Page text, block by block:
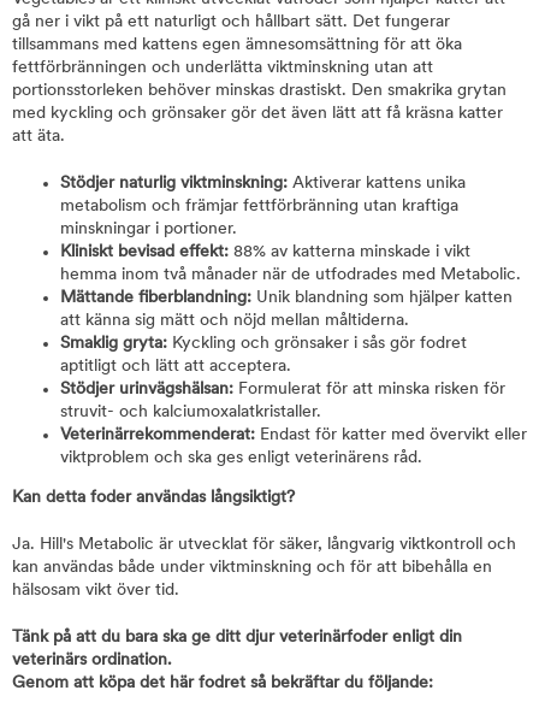
gå ner i vikt på ett naturligt och hållbart sätt. Det fungerar
tillsammans med kattens egen ämnesomsättning för att öka
fettförbränningen och underlätta viktminskning utan att
portionsstorleken behöver minskas drastiskt. Den smakrika grytan
med kyckling och grönsaker gör det även lätt att få kräsna katter
att äta.
Stödjer naturlig viktminskning: Aktiverar kattens unika
metabolism och främjar fettförbränning utan kraftiga
minskningar i portioner.
Kliniskt bevisad effekt: 88% av katterna minskade i vikt
hemma inom två månader när de utfodrades med Metabolic.
Mättande fiberblandning: Unik blandning som hjälper katten
att känna sig mätt och nöjd mellan måltiderna.
Smaklig gryta: Kyckling och grönsaker i sås gör fodret
aptitligt och lätt att acceptera.
Stödjer urinvägshälsan: Formulerat för att minska risken för
struvit- och kalciumoxalatkristaller.
Veterinärrekommenderat: Endast för katter med övervikt eller
viktproblem och ska ges enligt veterinärens råd.
Kan detta foder användas långsiktigt?
Ja. Hill's Metabolic är utvecklat för säker, långvarig viktkontroll och
kan användas både under viktminskning och för att bibehålla en
hälsosam vikt över tid.
Tänk på att du bara ska ge ditt djur veterinärfoder enligt din
veterinärs ordination.
Genom att köpa det här fodret så bekräftar du följande: